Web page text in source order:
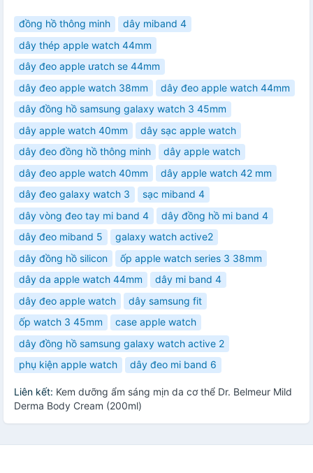
đồng hồ thông minh
dây miband 4
dây thép apple watch 44mm
dây đeo apple ưatch se 44mm
dây đeo apple watch 38mm
dây đeo apple watch 44mm
dây đồng hồ samsung galaxy watch 3 45mm
dây apple watch 40mm
dây sạc apple watch
dây đeo đồng hồ thông minh
dây apple watch
dây đeo apple watch 40mm
dây apple watch 42 mm
dây đeo galaxy watch 3
sạc miband 4
dây vòng đeo tay mi band 4
dây đồng hồ mi band 4
dây đeo miband 5
galaxy watch active2
dây đồng hồ silicon
ốp apple watch series 3 38mm
dây da apple watch 44mm
dây mi band 4
dây đeo apple watch
dây samsung fit
ốp watch 3 45mm
case apple watch
dây đồng hồ samsung galaxy watch active 2
phụ kiện apple watch
dây đeo mi band 6
Liên kết: Kem dưỡng ẩm sáng mịn da cơ thể Dr. Belmeur Mild
Derma Body Cream (200ml)